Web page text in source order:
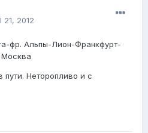
21, 2012
фр. Альпы-Лион-Франкфурт-
Неторопливо и с